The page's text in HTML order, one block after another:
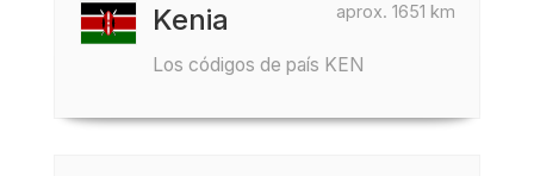
aprox. 1651 km
Kenia
Los códigos de país KEN